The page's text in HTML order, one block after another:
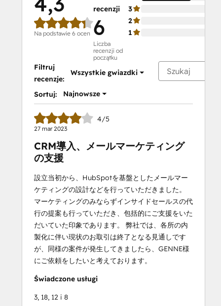
Na podstawie 6 ocen
recenzji
6
Liczba
recenzji od
początku
3
2
1
Filtruj
recenzje:
Wszystkie gwiazdki
Sortuj: Najnowsze
4/5
27 mar 2023
CRM導入、メールマーケティング
の支援
設立当初から、HubSpotを基盤としたメールマー
ケティングの設計などを行っていただきました。
マーケティングのみならずインサイドセールスの代
行の提案も行っていただき、包括的にご支援をいた
だいていた印象であります。 弊社では、各所の内
製化に伴い現状のお取引は終了となる見通しです
が、同様の案件が発生してきましたら、GENNE様
にご依頼をしたいと考えております。
Świadczone usługi
3, 18, 12 i 8